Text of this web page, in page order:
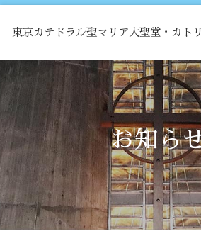
東京カテドラル聖マリア大聖堂・カト
HOME
ミサ
お知らせ
関口教会について
お知ら